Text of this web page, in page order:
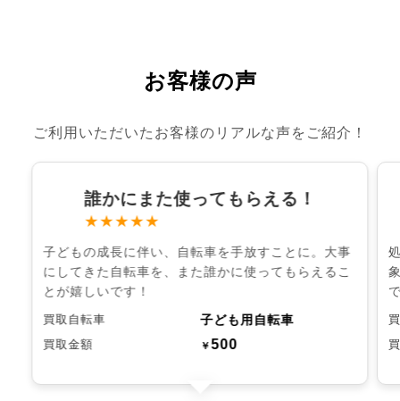
お客様の声
ご利用いただいたお客様のリアルな声をご紹介！
誰かにまた使ってもらえる！
★★★★★
子どもの成長に伴い、自転車を手放すことに。大事
にしてきた自転車を、また誰かに使ってもらえるこ
とが嬉しいです！
買取自転車 子ども用自転車
買取金額 ￥500